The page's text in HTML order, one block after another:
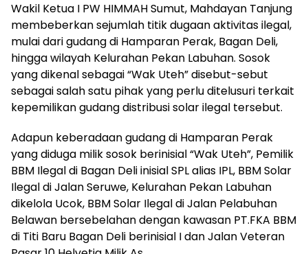
Wakil Ketua I PW HIMMAH Sumut, Mahdayan Tanjung
membeberkan sejumlah titik dugaan aktivitas ilegal,
mulai dari gudang di Hamparan Perak, Bagan Deli,
hingga wilayah Kelurahan Pekan Labuhan. Sosok
yang dikenal sebagai “Wak Uteh” disebut-sebut
sebagai salah satu pihak yang perlu ditelusuri terkait
kepemilikan gudang distribusi solar ilegal tersebut.
Adapun keberadaan gudang di Hamparan Perak
yang diduga milik sosok berinisial “Wak Uteh”, Pemilik
BBM Ilegal di Bagan Deli inisial SPL alias IPL, BBM Solar
Ilegal di Jalan Seruwe, Kelurahan Pekan Labuhan
dikelola Ucok, BBM Solar Ilegal di Jalan Pelabuhan
Belawan bersebelahan dengan kawasan PT.FKA BBM
di Titi Baru Bagan Deli berinisial I dan Jalan Veteran